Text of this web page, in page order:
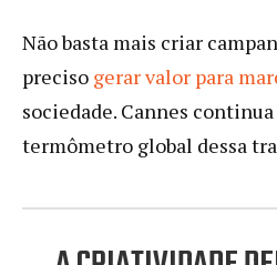
Não basta mais criar
preciso gerar valor para
sociedade. Cannes
termômetro global dessa